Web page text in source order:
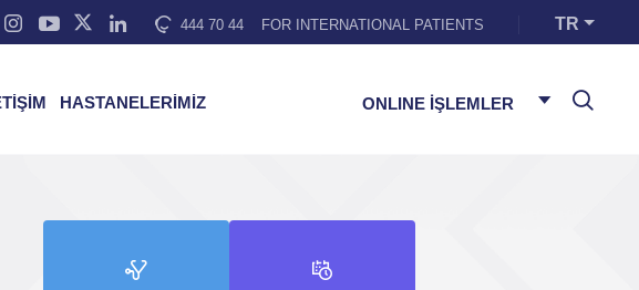
444 70 44 FOR INTERNATIONAL PATIENTS TR
HASTANELERİMİZ ONLINE İŞLEMLER